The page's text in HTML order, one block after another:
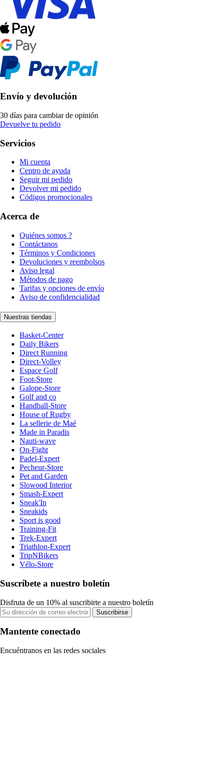
Envío y devolución
30 días para cambiar de opinión
Devuelve tu pedido
Servicios
Mi cuenta
Centro de ayuda
Seguir mi pedido
Devolver mi pedido
Códigos promocionales
Acerca de
Quiénes somos ?
Contáctanos
Términos y Condiciones
Devoluciones y reembolsos
Aviso legal
Métodos de pago
Tarifas y opciones de envío
Aviso de confidencialidad
Nuestras tiendas
Basket-Center
Daily Bikers
Direct Running
Direct-Volley
Espace Golf
Foot-Store
Galope-Store
Golf and co
Handball-Store
House of Rugby
La sellerie de Maé
Made in Paradis
Nauti-wave
On-Fight
Padel-Expert
Pecheur-Store
Pet and Garden
Slowood Interior
Smash-Expert
Sneak'In
Sneakids
Sport is good
Training-Fit
Trek-Expert
Triathlon-Expert
TripNBikers
Vélo-Store
Suscríbete a nuestro boletín
Disfruta de un 10% al suscribirte a nuestro boletín
Suscribirse
Mantente conectado
Encuéntranos en las redes sociales